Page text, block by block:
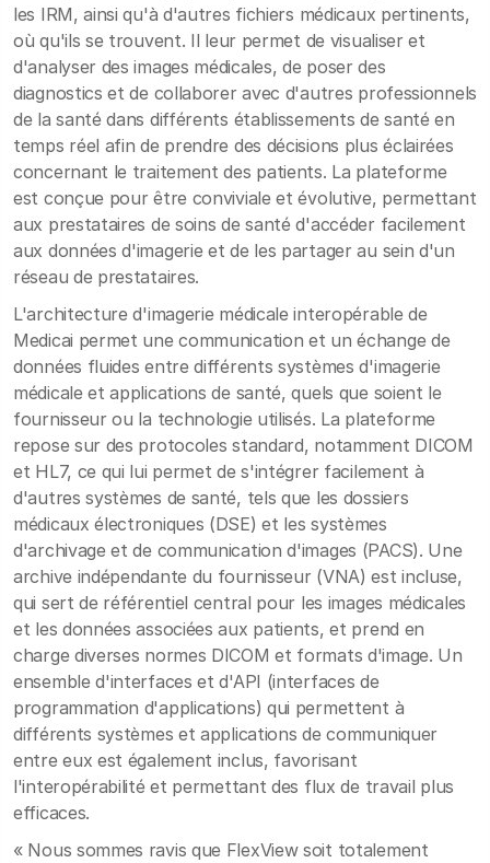
les IRM, ainsi qu'à d'autres fichiers médicaux pertinents,
où qu'ils se trouvent. Il leur permet de visualiser et
d'analyser des images médicales, de poser des
diagnostics et de collaborer avec d'autres professionnels
de la santé dans différents établissements de santé en
temps réel afin de prendre des décisions plus éclairées
concernant le traitement des patients. La plateforme
est conçue pour être conviviale et évolutive, permettant
aux prestataires de soins de santé d'accéder facilement
aux données d'imagerie et de les partager au sein d'un
réseau de prestataires.
L'architecture d'imagerie médicale interopérable de
Medicai permet une communication et un échange de
données fluides entre différents systèmes d'imagerie
médicale et applications de santé, quels que soient le
fournisseur ou la technologie utilisés. La plateforme
repose sur des protocoles standard, notamment DICOM
et HL7, ce qui lui permet de s'intégrer facilement à
d'autres systèmes de santé, tels que les dossiers
médicaux électroniques (DSE) et les systèmes
d'archivage et de communication d'images (PACS). Une
archive indépendante du fournisseur (VNA) est incluse,
qui sert de référentiel central pour les images médicales
et les données associées aux patients, et prend en
charge diverses normes DICOM et formats d'image. Un
ensemble d'interfaces et d'API (interfaces de
programmation d'applications) qui permettent à
différents systèmes et applications de communiquer
entre eux est également inclus, favorisant
l'interopérabilité et permettant des flux de travail plus
efficaces.
« Nous sommes ravis que FlexView soit totalement